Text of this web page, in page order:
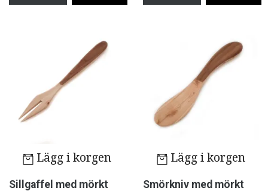
Lägg i korgen
Sillgaffel med mörkt
Lägg i korgen
Smörkniv med mörkt